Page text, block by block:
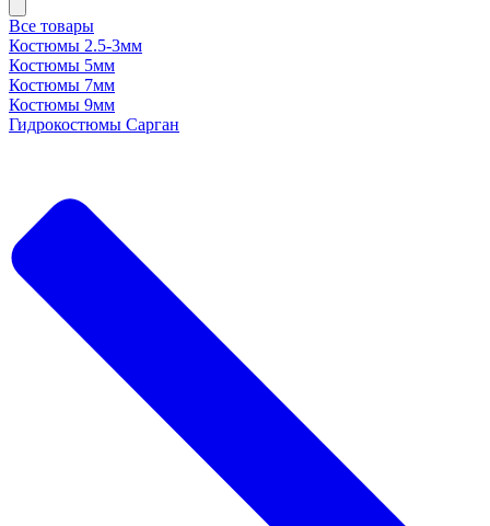
Все товары
Костюмы 2.5-3мм
Костюмы 5мм
Костюмы 7мм
Костюмы 9мм
Гидрокостюмы Сарган